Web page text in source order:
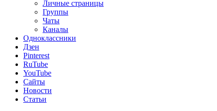
Личные страницы
Группы
Чаты
Каналы
Одноклассники
Дзен
Pinterest
RuTube
YouTube
Сайты
Новости
Статьи